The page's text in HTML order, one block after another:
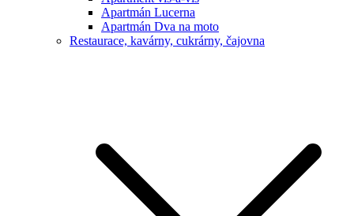
Apartmán Lucerna
Apartmán Dva na moto
Restaurace, kavárny, cukrárny, čajovna